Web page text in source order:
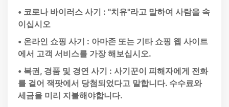
• 코로나 바이러스 사기 : "치유"라고 말하여 사람을 속
이십시오
• 온라인 쇼핑 사기 : 아마존 또는 기타 쇼핑 웹 사이트
에서 고객 서비스를 가장 해보십시오.
• 복권, 경품 및 경연 사기 : 사기꾼이 피해자에게 전화
를 걸어 잭팟에서 당첨되었다고 말합니다. 수수료와
세금을 미리 지불해야합니다.